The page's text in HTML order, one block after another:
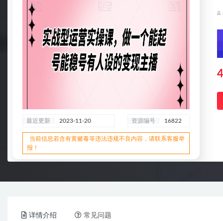
最近更新 2023-11-20 资源编号 16822
当前信息若含有黄赌毒等违法违规不良内容，请联系客服举
报！
详情介绍 常见问题